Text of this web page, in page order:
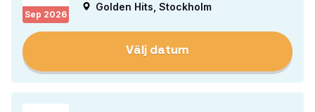
Sep 2026
Golden Hits, Stockholm
Välj datum